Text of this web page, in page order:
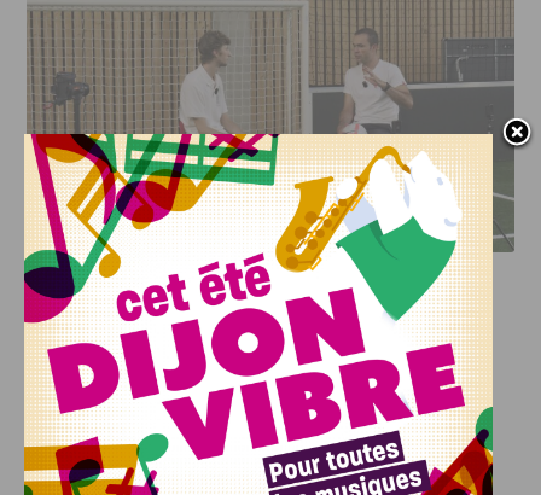
DFCO : RENCONTRE AVEC PIERRE-HENRI DEBALLON,
L’ARTISAN DE LA MONTÉE EN LIGUE 2
INFOS,SPORT
DFCO : Rencontre avec Pierre-Henri
Deballon, l’artisan de la montée en
Ligue 2
7 AOÛT, 2026
Le DFCO est de retour en Ligue 2 après trois ans
d’absence. La saison...